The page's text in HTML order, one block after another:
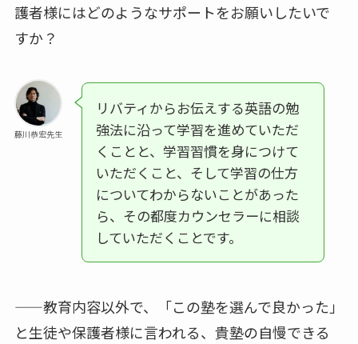
護者様にはどのようなサポートをお願いしたいで
すか？
藤川恭宏先生
リバティからお伝えする英語の勉
強法に沿って学習を進めていただ
くことと、学習習慣を身につけて
いただくこと、そして学習の仕方
についてわからないことがあった
ら、その都度カウンセラーに相談
していただくことです。
——教育内容以外で、「この塾を選んで良かった」
と生徒や保護者様に言われる、貴塾の自慢できる